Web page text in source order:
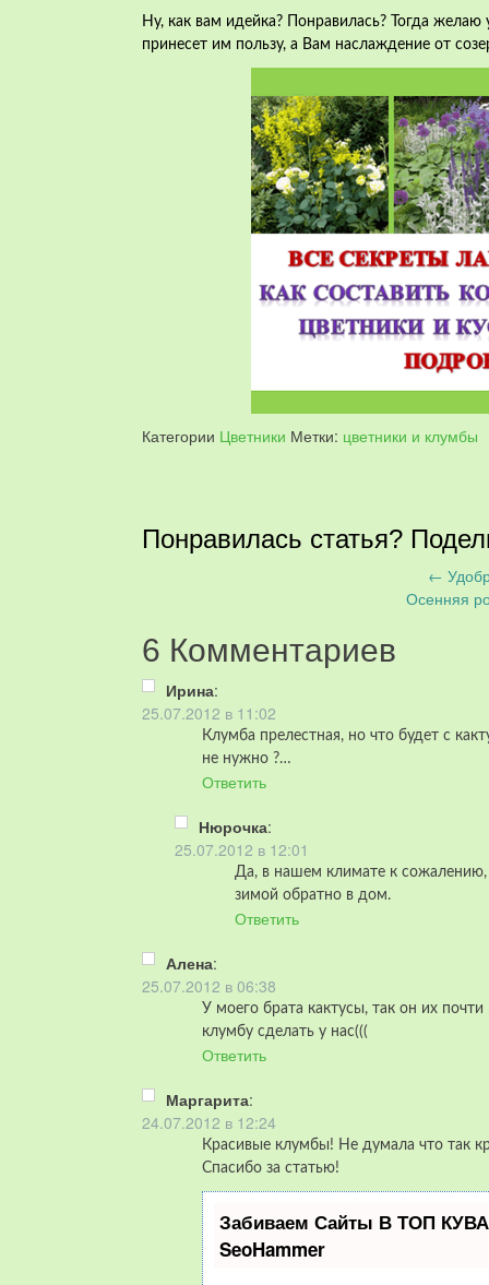
Ну, как вам идейка? Понравилась? Тогда
принесет им пользу, а Вам наслаждение от
Категории Цветники Метки: цветники и клумбы
Понравилась статья?
навигация
←
Осенняя
6 Комментариев
Ирина:
25.07.2012 в 11:02
Клумба прелестная, но что будет с
не нужно ?…
Ответить
Нюрочка:
25.07.2012 в 12:01
Да, в нашем климате к сожалению,
зимой обратно в дом.
Ответить
Алена:
25.07.2012 в 06:38
У моего брата кактусы, так он их
клумбу сделать у нас(((
Ответить
Маргарита:
24.07.2012 в 12:24
Красивые клумбы! Не думала что так
Спасибо за статью!
Забиваем Сайты В ТОП
SeoHammer